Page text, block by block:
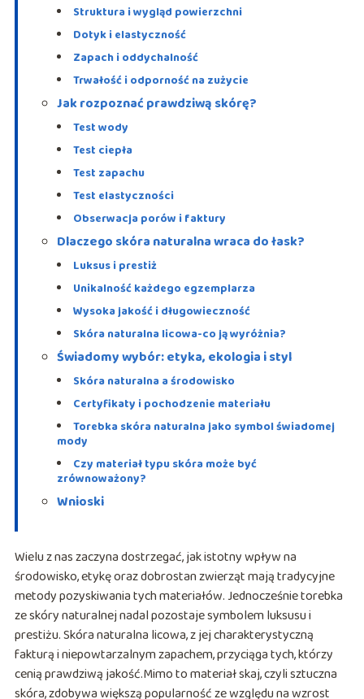
Struktura i wygląd powierzchni
Dotyk i elastyczność
Zapach i oddychalność
Trwałość i odporność na zużycie
Jak rozpoznać prawdziwą skórę?
Test wody
Test ciepła
Test zapachu
Test elastyczności
Obserwacja porów i faktury
Dlaczego skóra naturalna wraca do łask?
Luksus i prestiż
Unikalność każdego egzemplarza
Wysoka jakość i długowieczność
Skóra naturalna licowa-co ją wyróżnia?
Świadomy wybór: etyka, ekologia i styl
Skóra naturalna a środowisko
Certyfikaty i pochodzenie materiału
Torebka skóra naturalna jako symbol świadomej
mody
Czy materiał typu skóra może być
zrównoważony?
Wnioski
Wielu z nas zaczyna dostrzegać, jak istotny wpływ na
środowisko, etykę oraz dobrostan zwierząt mają tradycyjne
metody pozyskiwania tych materiałów. Jednocześnie torebka
ze skóry naturalnej nadal pozostaje symbolem luksusu i
prestiżu. Skóra naturalna licowa, z jej charakterystyczną
fakturą i niepowtarzalnym zapachem, przyciąga tych, którzy
cenią prawdziwą jakość.Mimo to materiał skaj, czyli sztuczna
skóra, zdobywa większą popularność ze względu na wzrost